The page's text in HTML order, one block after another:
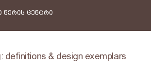
წერის ცენტრი
definitions & design exemplars